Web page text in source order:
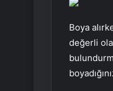
Boya
değerli